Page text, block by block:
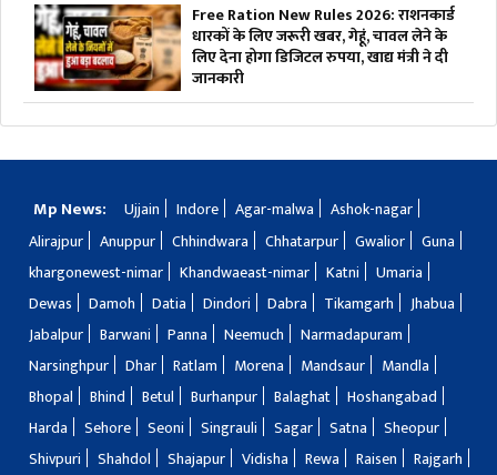
Free Ration New Rules 2026: राशनकार्ड
धारकों के लिए जरूरी खबर, गेहूं, चावल लेने के
लिए देना होगा डिजिटल रुपया, खाद्य मंत्री ने दी
जानकारी
Mp News: Ujjain Indore Agar-malwa
Ashok-nagar
Alirajpur
Anuppur Chhindwara Chhatarpur Gwalior
Guna
khargonewest-nimar
Khandwaeast-nimar Katni
Umaria
Dewas
Damoh Datia Dindori Dabra Tikamgarh
Jhabua
Jabalpur
Barwani Panna Neemuch
Narmadapuram
Narsinghpur
Dhar Ratlam Morena Mandsaur
Mandla
Bhopal
Bhind Betul Burhanpur Balaghat
Hoshangabad
Harda
Sehore Seoni Singrauli Sagar Satna
Sheopur
Shivpuri
Shahdol Shajapur Vidisha Rewa Raisen
Rajgarh